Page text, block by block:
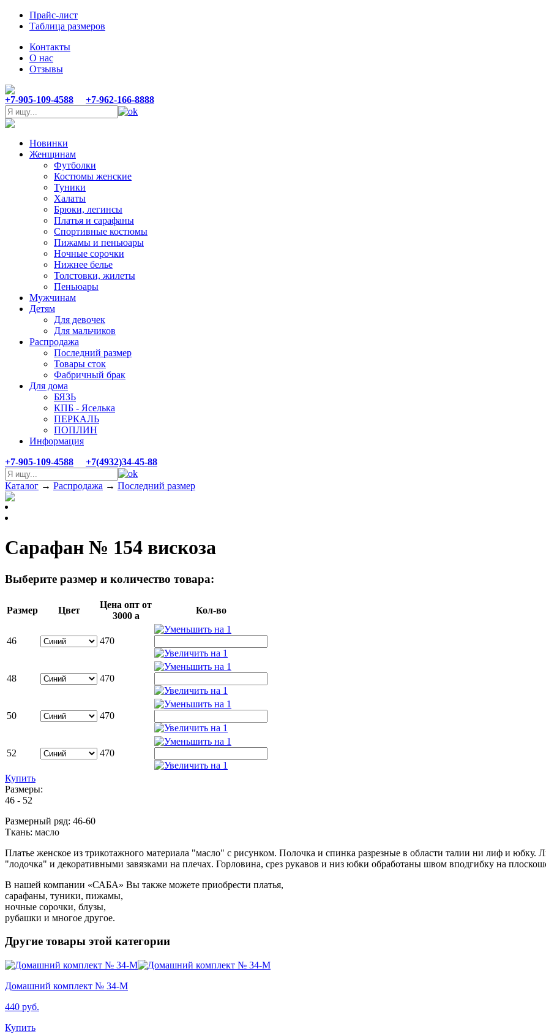
Прайс-лист
Таблица размеров
Контакты
О нас
Отзывы
+7-905-109-4588 +7-962-166-8888
Новинки
Женщинам
Футболки
Костюмы женские
Туники
Халаты
Брюки, легинсы
Платья и сарафаны
Спортивные костюмы
Пижамы и пеньюары
Ночные сорочки
Нижнее белье
Толстовки, жилеты
Пеньюары
Мужчинам
Детям
Для девочек
Для мальчиков
Распродажа
Последний размер
Товары сток
Фабричный брак
Для дома
БЯЗЬ
КПБ - Яселька
ПЕРКАЛЬ
ПОПЛИН
Информация
+7-905-109-4588
+7(4932)34-45-88
Каталог → Распродажа → Последний размер
Сарафан № 154 вискоза
Выберите размер и количество товара:
Размер Цвет
Цена опт от
3000 a
Кол-во
46 470
48 470
50 470
52 470
Купить
Размеры:
46 - 52
Размерный ряд: 46-60
Ткань: масло
Платье женское из трикотажного материала "масло" с рисунком. Полочка и спинка разрезные в области талии ни лиф и
"лодочка" и декоративными завязками на плечах. Горловина, срез рукавов и низ юбки обработаны швом вподгибку на
В нашей компании «САБА» Вы также можете приобрести платья,
сарафаны, туники, пижамы,
ночные сорочки, блузы,
рубашки и многое другое.
Другие товары этой категории
Домашний комплект № 34-М
440 руб.
Купить